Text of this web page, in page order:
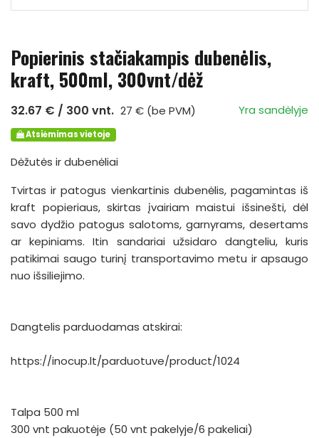
Popierinis stačiakampis dubenėlis,
kraft, 500ml, 300vnt/dėž
32.67 € / 300 vnt. 27 € (be PVM) Yra sandėlyje
Atsiėmimas vietoje
Dėžutės ir dubenėliai
Tvirtas ir patogus vienkartinis dubenėlis, pagamintas iš
kraft popieriaus, skirtas įvairiam maistui išsinešti, dėl
savo dydžio patogus salotoms, garnyrams, desertams
ar kepiniams. Itin sandariai užsidaro dangteliu, kuris
patikimai saugo turinį transportavimo metu ir apsaugo
nuo išsiliejimo.
Dangtelis parduodamas atskirai:
https://inocup.lt/parduotuve/product/1024
Talpa 500 ml
300 vnt pakuotėje (50 vnt pakelyje/6 pakeliai)